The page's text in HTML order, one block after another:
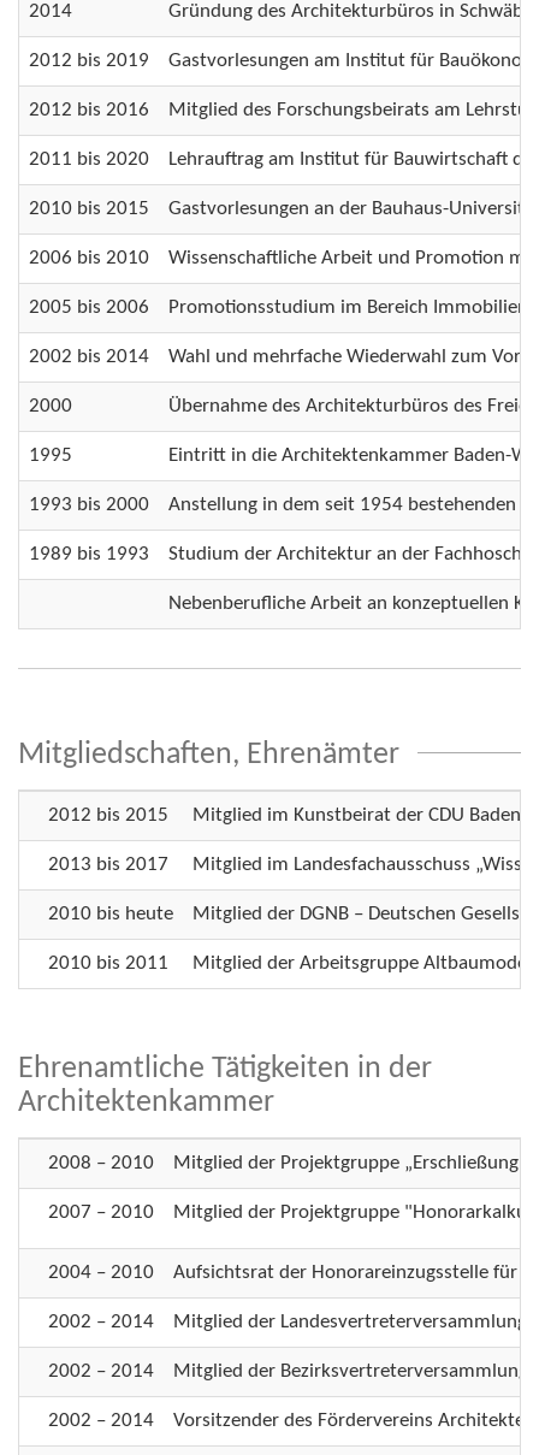
2014 Gründung des Architekturbüros in
2012 bis 2019 Gastvorlesungen am Institut für
2012 bis 2016 Mitglied des Forschungsbeirats am
2011 bis 2020 Lehrauftrag am Institut für Bauwirtschaft
2010 bis 2015 Gastvorlesungen an der Bauhaus-
2006 bis 2010 Wissenschaftliche Arbeit und Promotion
2005 bis 2006 Promotionsstudium im Bereich
2002 bis 2014 Wahl und mehrfache Wiederwahl zum
2000 Übernahme des Architekturbüros des
1995 Eintritt in die Architektenkammer Baden-
1993 bis 2000 Anstellung in dem seit 1954 bestehenden
1989 bis 1993 Studium der Architektur an der
Nebenberufliche Arbeit an konzeptuellen
Mitgliedschaften, Ehrenämter
2012 bis 2015 Mitglied im Kunstbeirat der CDU Baden-
2013 bis 2017 Mitglied im Landesfachausschuss
2010 bis heute Mitglied der DGNB – Deutschen
2010 bis 2011 Mitglied der Arbeitsgruppe
Ehrenamtliche Tätigkeiten in der
Architektenkammer
2008 – 2010 Mitglied der Projektgruppe „Erschließung
2007 – 2010 Mitglied der Projektgruppe
2004 – 2010 Aufsichtsrat der Honorareinzugsstelle für
2002 – 2014 Mitglied der Landesvertreterversammlung
2002 – 2014 Mitglied der
2002 – 2014 Vorsitzender des Fördervereins